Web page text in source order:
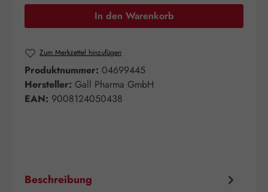
In den Warenkorb
Zum Merkzettel hinzufügen
Produktnummer: 04699445
Hersteller: Gall Pharma GmbH
EAN: 9008124050438
Beschreibung